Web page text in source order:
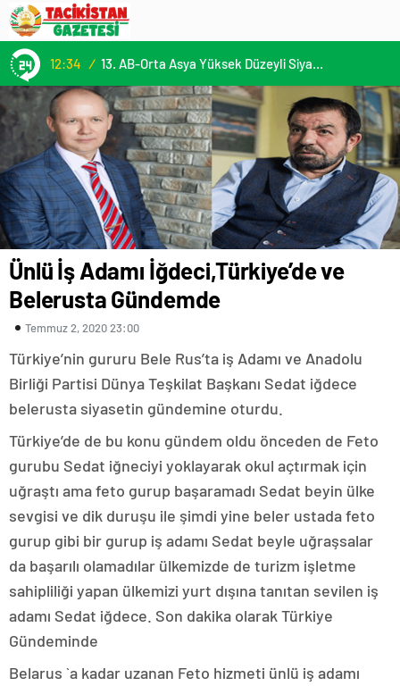
12:34 / 13. AB-Orta Asya Yüksek Düzeyli Siyasi ve Güvenlik Diyaloğuna Katılım
Ünlü İş Adamı İğdeci,Türkiye’de ve
Belerusta Gündemde
Temmuz 2, 2020 23:00
Türkiye’nin gururu Bele Rus’ta iş Adamı ve Anadolu
Birliği Partisi Dünya Teşkilat Başkanı Sedat iğdece
belerusta siyasetin gündemine oturdu.
Türkiye’de de bu konu gündem oldu önceden de Feto
gurubu Sedat iğneciyi yoklayarak okul açtırmak için
uğraştı ama feto gurup başaramadı Sedat beyin ülke
sevgisi ve dik duruşu ile şimdi yine beler ustada feto
gurup gibi bir gurup iş adamı Sedat beyle uğraşsalar
da başarılı olamadılar ülkemizde de turizm işletme
sahipliliği yapan ülkemizi yurt dışına tanıtan sevilen iş
adamı Sedat iğdece. Son dakika olarak Türkiye
Gündeminde
Belarus `a kadar uzanan Feto hizmeti ünlü iş adamı